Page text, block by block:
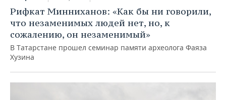
Рифкат Минниханов: «Как бы ни говорили,
что незаменимых людей нет, но, к
сожалению, он незаменимый»
В Татарстане прошел семинар памяти археолога Фаяза
Хузина